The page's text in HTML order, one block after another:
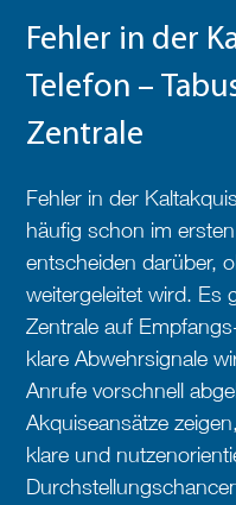
Fehler in der
Telefon –
Zentrale
Fehler in der
häufig schon im
entscheiden darüber,
weitergeleitet wird. Es
Zentrale auf
klare Abwehrsignale
Anrufe vorschnell
Akquiseansätze
klare und